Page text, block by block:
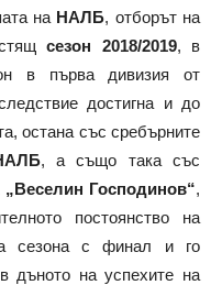
на НАЛБ, отборът на
сезон 2018/2019, в
в първа дивизия от
достигна и до
остана със сребърните
, а също така със
„Веселин Господинов“,
постоянство на
сезона с финал и го
дъното на успехите на